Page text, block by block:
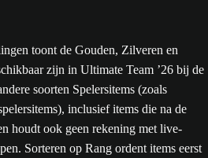
toont de Gouden, Zilveren en
zijn in Ultimate Team ’26 bij de
soorten Spelersitems (zoals
inclusief items die na de
houdt ook geen rekening met live-
Sorteren op Rang ordent items eerst